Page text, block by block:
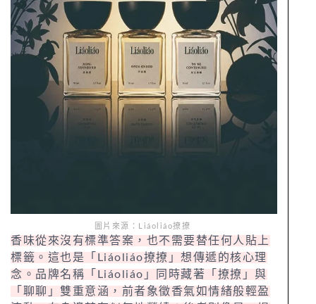
圖片來源：Liáoliáo撩撩
香味從來沒有標準答案，也不需要替任何人貼上
標籤。這也是「Liáoliáo撩撩」想傳遞的核心理
念。品牌名稱「Liáoliáo」同時藏著「撩撩」與
「聊聊」雙重意涵，前者象徵香氣如情緒般輕盈